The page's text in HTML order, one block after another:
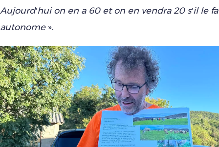
Aujourd’hui on en a 60 et on en vendra 20 s’il le
autonome».